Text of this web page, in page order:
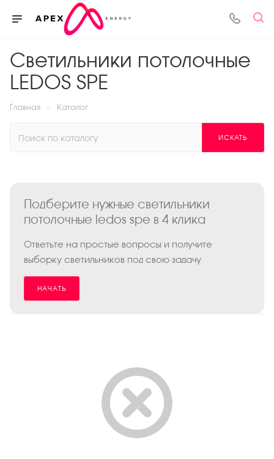
Светильники потолочные
LEDOS SPE
Главная — Каталог
ИСКАТЬ
Подберите нужные светильники
потолочные ledos spe в 4 клика
Ответьте на простые вопросы и получите
выборку светильников под свою задачу
НАЧАТЬ